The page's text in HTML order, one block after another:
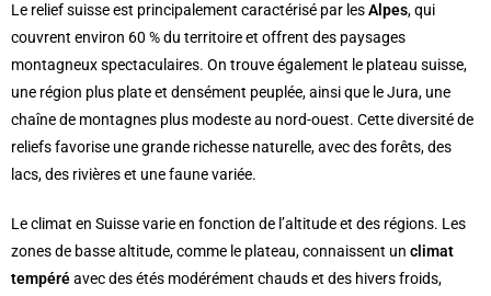
Le relief suisse est principalement caractérisé par lesAlpes, qui
couvrent environ 60 % du territoire et offrent des paysages
montagneux spectaculaires. On trouve également le plateau suisse,
une région plus plate et densément peuplée, ainsi que le Jura, une
chaîne de montagnes plus modeste au nord-ouest. Cette diversité de
reliefs favorise une grande richesse naturelle, avec des forêts, des
lacs, des rivières et une faune variée.
Le climat en Suisse varie en fonction de l’altitude et des régions. Les
zones de basse altitude, comme le plateau, connaissent un climat
tempéréavec des étés modérément chauds et des hivers froids,